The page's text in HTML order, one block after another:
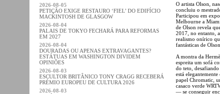
2026-08-05
PETIÇÃO EXIGE RESTAURO ‘FIEL’ DO EDIFÍCIO
MACKINTOSH DE GLASGOW
2026-08-04
PALAIS DE TOKYO FECHARÁ PARA REFORMAS
EM 2027
2026-08-04
DOURADAS OU APENAS EXTRAVAGANTES?
ESTÁTUAS EM WASHINGTON DIVIDEM
OPINIÕES
2026-08-03
ESCULTOR BRITÂNICO TONY CRAGG RECEBERÁ
PRÉMIO EUROPEU DE CULTURA 2026
2026-08-03
O artista Olson,
concluiu o
Participou em
Melbourne a
de Olson revela
2017, no entanto,
realismo onírico
fantásticas de
A montra da
espreita um sofá
do teto,
está
papel Chromatic,
casaco verde
— se conseguir